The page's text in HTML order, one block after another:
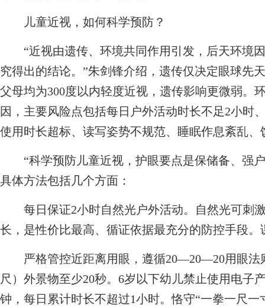
儿童近视，如何科学预防？
“近视由遗传、环境共同作用引发，后天环境
究得出的结论。”朱剑锋介绍，遗传仅决定眼球先
父母均为300度以内轻度近视，遗传影响更微弱。
因，主要风险点包括每日户外活动时长不足2小时
使用时长超标、读写姿势不规范、睡眠作息紊乱、
“科学预防儿童近视，护眼要点是保储备、强户
具体方法包括几个方面：
每日保证2小时自然光户外活动。自然光可刺
长，是性价比最高、循证依据最充分的防控手段
严格管控近距离用眼，遵循20—20—20用眼法
尺）外景物至少20秒。6岁以下幼儿禁止使用电子
钟，每日累计时长不超过1小时。恪守“一拳一尺